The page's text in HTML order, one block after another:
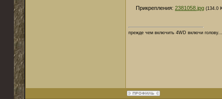
Прикрепления: 2381058.jpg (134.0
прежде чем включить 4WD включи голову...